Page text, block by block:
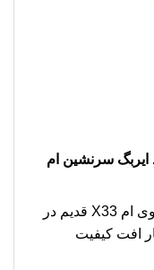
ایربگ سرنشین ام
آیا کیسه هوای سرنشین ام وی ام X33 قدیم در
افت کیفیت